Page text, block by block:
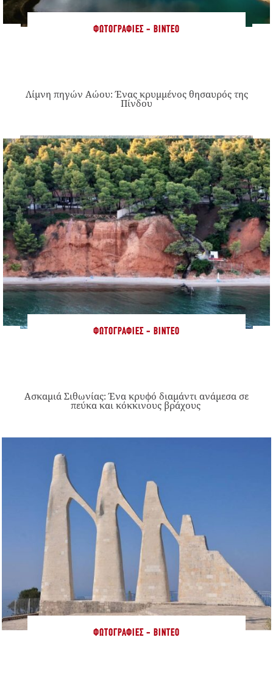
ΦΩΤΟΓΡΑΦΊΕΣ - ΒΊΝΤΕΟ
Λίμνη πηγών Αώου: Ένας κρυμμένος θησαυρός της
Πίνδου
ΦΩΤΟΓΡΑΦΊΕΣ - ΒΊΝΤΕΟ
Ασκαμιά Σιθωνίας: Ένα κρυφό διαμάντι ανάμεσα σε
πεύκα και κόκκινους βράχους
ΦΩΤΟΓΡΑΦΊΕΣ - ΒΊΝΤΕΟ